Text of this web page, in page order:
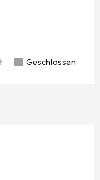
Geschlossen